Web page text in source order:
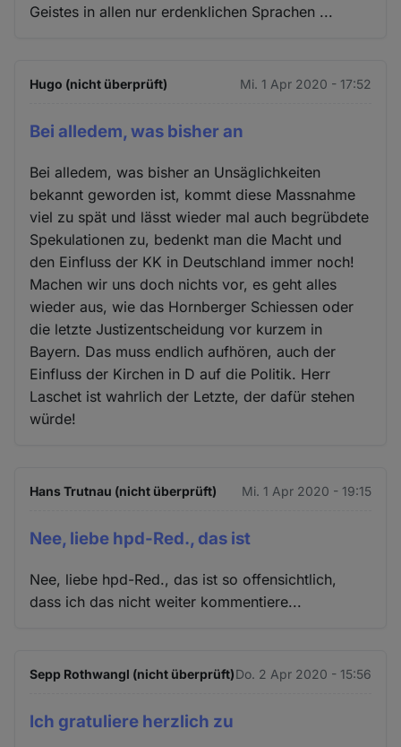
Geistes in allen nur erdenklichen Sprachen ...
Hugo (nicht überprüft) Mi. 1 Apr 2020 - 17:52
Bei alledem, was bisher an
Bei alledem, was bisher an Unsäglichkeiten
bekannt geworden ist, kommt diese Massnahme
viel zu spät und lässt wieder mal auch begrübdete
Spekulationen zu, bedenkt man die Macht und
den Einfluss der KK in Deutschland immer noch!
Machen wir uns doch nichts vor, es geht alles
wieder aus, wie das Hornberger Schiessen oder
die letzte Justizentscheidung vor kurzem in
Bayern. Das muss endlich aufhören, auch der
Einfluss der Kirchen in D auf die Politik. Herr
Laschet ist wahrlich der Letzte, der dafür stehen
würde!
Hans Trutnau (nicht überprüft) Mi. 1 Apr 2020 - 19:15
Nee, liebe hpd-Red., das ist
Nee, liebe hpd-Red., das ist so offensichtlich,
dass ich das nicht weiter kommentiere...
Sepp Rothwangl (nicht überprüft)Do. 2 Apr 2020 - 15:56
Ich gratuliere herzlich zu